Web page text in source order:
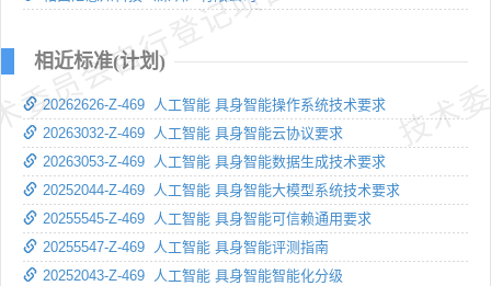
员会自行登记项目 技
相近标准(计划)
20262626-Z-469 人工智能 具身智能操作系统技术要求
20263032-Z-469 人工智能 具身智能云协议要求
20263053-Z-469 人工智能 具身智能数据生成技术要求
20252044-Z-469 人工智能 具身智能大模型系统技术要求
20255545-Z-469 人工智能 具身智能可信赖通用要求
20255547-Z-469 人工智能 具身智能评测指南
20252043-Z-469 人工智能 具身智能智能化分级